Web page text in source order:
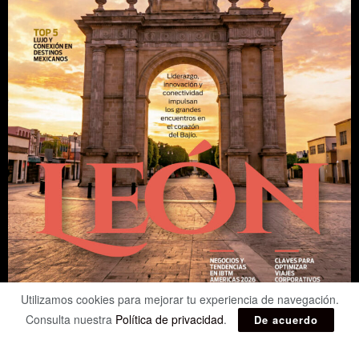
Utilizamos cookies para mejorar tu experiencia de navegación.
Consulta nuestra Política de privacidad. De acuerdo